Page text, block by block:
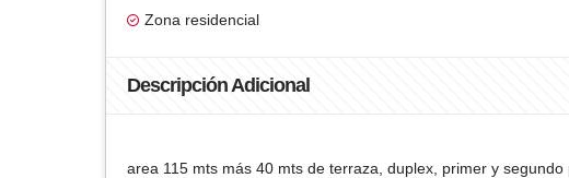
Zona residencial
Descripción Adicional
area 115 mts más 40 mts de terraza, duplex, primer y